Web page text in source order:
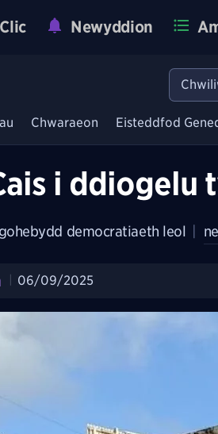
Newyddion
Chwaraeon Eisteddfod
i ddiogelu
democratiaeth leol
06/09/2025